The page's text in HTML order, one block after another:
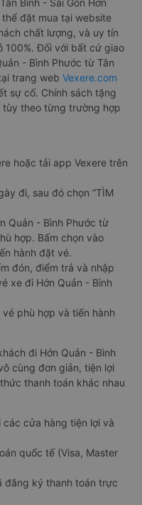
đặt mua tại website
chất lượng, và uy tín
100%. Đối với bất cứ giao
- Bình Phước từ Tân
trang web Vexere.com
sự cố. Chính sách tặng
tùy theo từng trường hợp
hoặc tải app Vexere trên
đi, sau đó chọn “TÌM
Quản - Bình Phước từ
hợp. Bấm chọn vào
hành đặt vé.
đón, điểm trả và nhập
xe đi Hớn Quản - Bình
phù hợp và tiến hành
đi Hớn Quản - Bình
cùng đơn giản, tiện lợi
thanh toán khác nhau
cửa hàng tiện lợi và
quốc tế (Visa, Master
đăng ký thanh toán trực